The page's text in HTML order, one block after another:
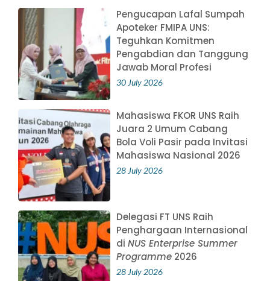
Pengucapan Lafal Sumpah
Apoteker FMIPA UNS:
Teguhkan Komitmen
Pengabdian dan Tanggung
Jawab Moral Profesi
30 July 2026
Mahasiswa FKOR UNS Raih
Juara 2 Umum Cabang
Bola Voli Pasir pada Invitasi
Mahasiswa Nasional 2026
28 July 2026
Delegasi FT UNS Raih
Penghargaan Internasional
diNUS Enterprise Summer
Programme 2026
28 July 2026